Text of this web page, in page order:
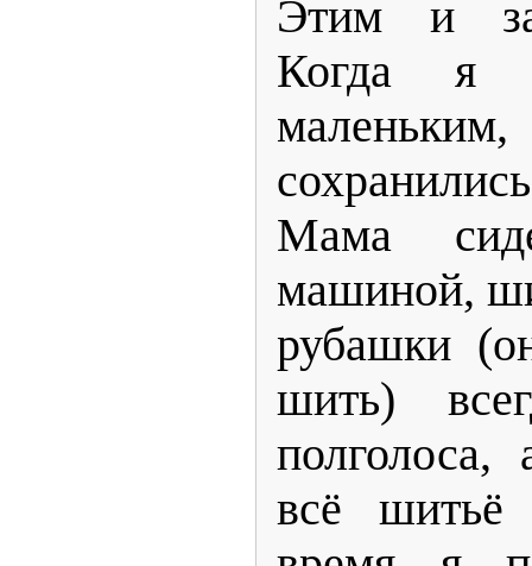
Этим и
Когда я
Мама
машиной,
рубашки
шить)
полголоса,
всё